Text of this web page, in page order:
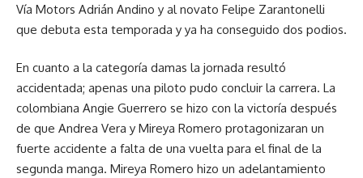
Vía Motors Adrián Andino y al novato Felipe Zarantonelli
que debuta esta temporada y ya ha conseguido dos podios.
En cuanto a la categoría damas la jornada resultó
accidentada; apenas una piloto pudo concluir la carrera. La
colombiana Angie Guerrero se hizo con la victoría después
de que Andrea Vera y Mireya Romero protagonizaran un
fuerte accidente a falta de una vuelta para el final de la
segunda manga. Mireya Romero hizo un adelantamiento